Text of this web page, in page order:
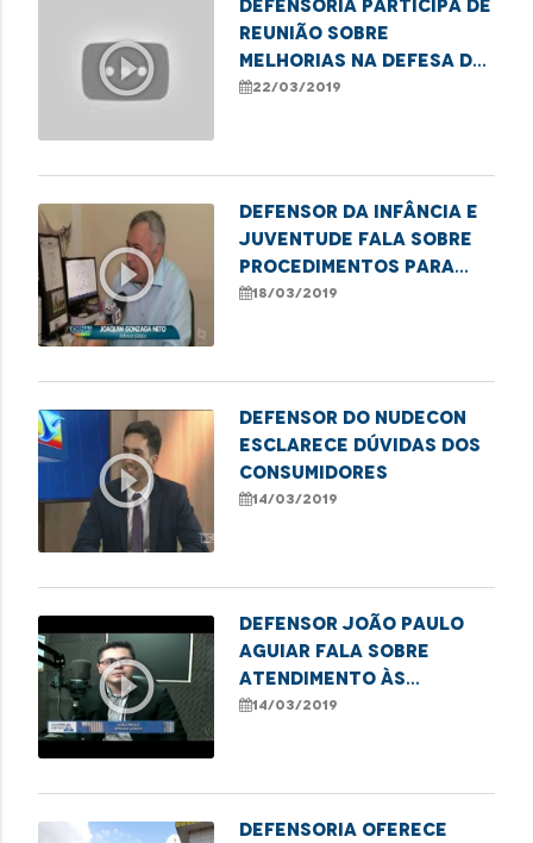
play_circle_outline
Defensoria participa de
reunião sobre
melhorias na defesa do
consumidor
22/03/2019
play_circle_outline
Defensor da Infância e
Juventude fala sobre
procedimentos para
denúncias em casos de
18/03/2019
play_circle_outline
Defensor do Nudecon
esclarece dúvidas dos
consumidores
14/03/2019
play_circle_outline
Defensor João Paulo
Aguiar fala sobre
atendimento às
mulheres vítimas de
14/03/2019
Defensoria oferece